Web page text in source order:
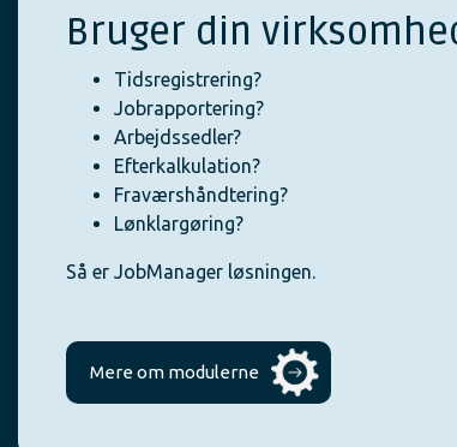
Bruger din
Tidsregistrering?
Jobrapportering?
Arbejdssedler?
Efterkalkulation?
Fraværshåndtering?
Lønklargøring?
Så er JobManager løsningen.
Mere om modulerne